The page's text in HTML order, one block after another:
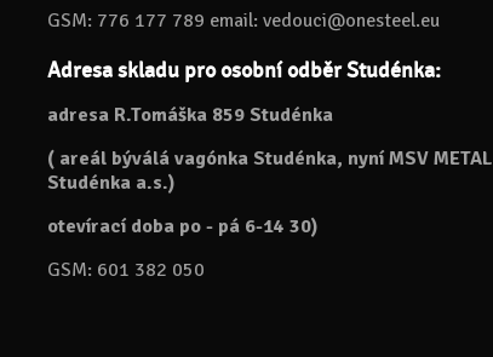
GSM: 776 177 789 email: vedouci@onesteel.eu
Adresa skladu pro osobní odběr Studénka:
adresa R.Tomáška 859 Studénka
( areál býválá vagónka Studénka, nyní MSV METAL
Studénka a.s.)
otevírací doba po - pá 6-14 30)
GSM: 601 382 050